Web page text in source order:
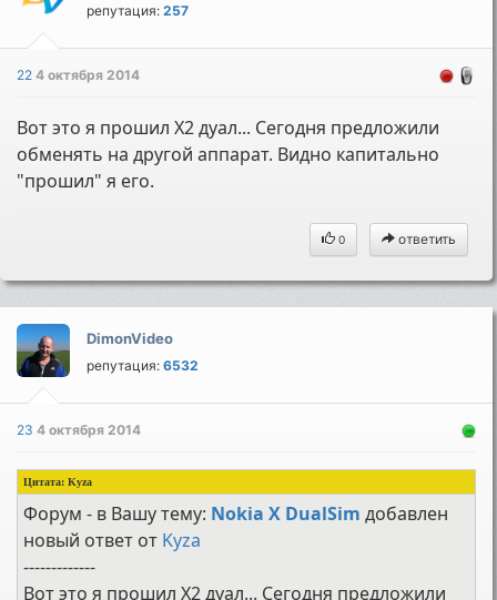
репутация:257
224 октября 2014
Вот это я прошил Х2 дуал... Сегодня предложили
обменять на другой аппарат. Видно капитально
"прошил" я его.
0 ответить
DimonVideo
репутация:6532
234 октября 2014
Цитата: Kyza
Форум - в Вашу тему: Nokia X DualSim добавлен
новый ответ от Kyza
-------------
Вот это я прошил Х2 дуал... Сегодня предложили